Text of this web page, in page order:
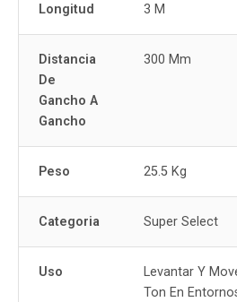
Longitud 3 M
Distancia
De
Gancho A
Gancho
300 Mm
Peso 25.5 Kg
Categoria Super Select
Uso
Levantar Y
Ton En